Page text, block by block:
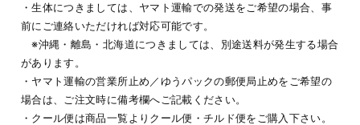
・生体につきましては、ヤマト運輸での発送をご希望の場合、事
前にご連絡いただければ対応可能です。
※沖縄・離島・北海道につきましては、別途送料が発生する場合
があります。
・ヤマト運輸の営業所止め／ゆうパックの郵便局止めをご希望の
場合は、ご注文時に備考欄へご記載ください。
・クール便は商品一覧よりクール便・チルド便をご購入下さい。